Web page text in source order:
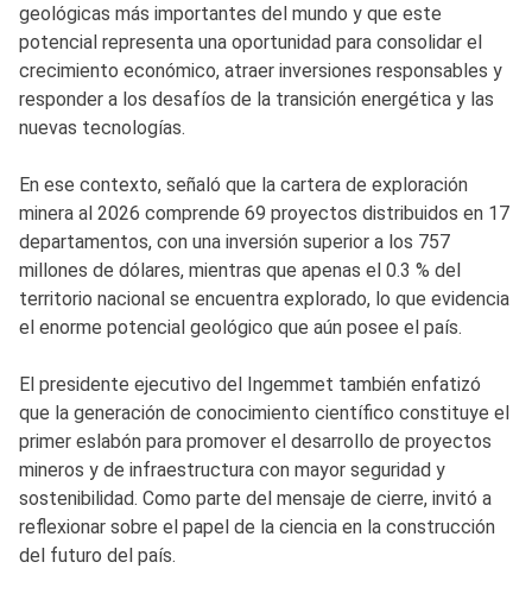
geológicas más importantes del mundo y que este
potencial representa una oportunidad para consolidar el
crecimiento económico, atraer inversiones responsables y
responder a los desafíos de la transición energética y las
nuevas tecnologías.
En ese contexto, señaló que la cartera de exploración
minera al 2026 comprende 69 proyectos distribuidos en 17
departamentos, con una inversión superior a los 757
millones de dólares, mientras que apenas el 0.3 % del
territorio nacional se encuentra explorado, lo que evidencia
el enorme potencial geológico que aún posee el país.
El presidente ejecutivo del Ingemmet también enfatizó
que la generación de conocimiento científico constituye el
primer eslabón para promover el desarrollo de proyectos
mineros y de infraestructura con mayor seguridad y
sostenibilidad. Como parte del mensaje de cierre, invitó a
reflexionar sobre el papel de la ciencia en la construcción
del futuro del país.